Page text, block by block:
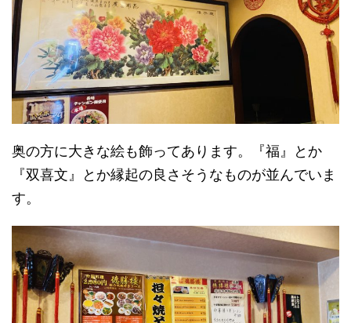
奥の方に大きな絵も飾ってあります。『福』とか
『双喜文』とか縁起の良さそうなものが並んでいま
す。